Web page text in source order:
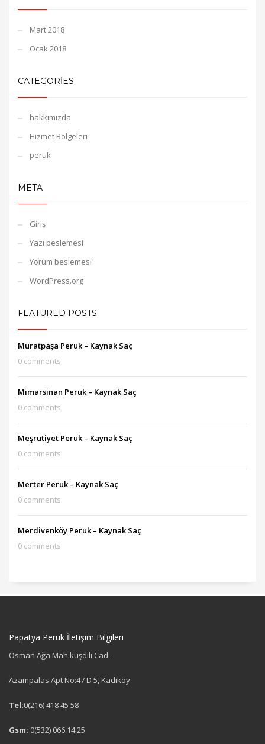
Mart 2018
Ocak 2018
CATEGORIES
hakkımızda
Hizmet Bölgeleri
peruk
META
Giriş
Yazı beslemesi
Yorum beslemesi
WordPress.org
FEATURED POSTS
Muratpaşa Peruk – Kaynak Saç
0 comments
Mimarsinan Peruk – Kaynak Saç
0 comments
Meşrutiyet Peruk – Kaynak Saç
0 comments
Merter Peruk – Kaynak Saç
0 comments
Merdivenköy Peruk – Kaynak Saç
0 comments
Papatya Peruk İletişim Bilgileri
Osman Ağa Mah.kuşdili Cad.
Azampalas Apt No:47 D 5, Kadıköy
Tel:0(216) 418 45 58
Gsm: 0(532) 066 14 25